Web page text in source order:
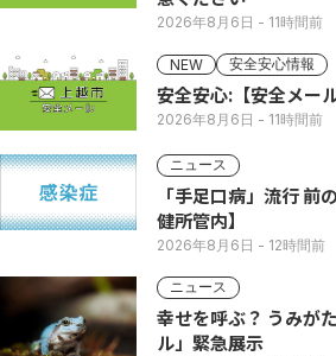
2026年8月6日 - 11時間前
NEW 安全安心情報
安全安心:【安全メー
2026年8月6日 - 11時間前
ニュース
「手足口病」流行 前の週の3倍に増加【上越保
健所管内】
2026年8月6日 - 12時間前
ニュース
幸せを呼ぶ？ うみが
ル」緊急展示